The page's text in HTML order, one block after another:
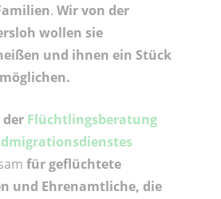
. Wir von der
wollen sie
und ihnen ein Stück
der Flüchtlingsberatung
für geflüchtete
und Ehrenamtliche, die